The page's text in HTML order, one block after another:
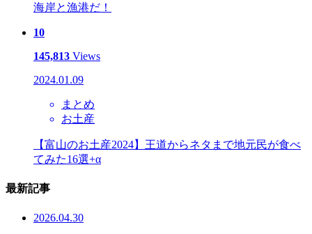
海岸と漁港だ！
10
145,813 Views
2024.01.09
まとめ
お土産
【富山のお土産2024】王道からネタまで地元民が食べ
てみた16選+α
最新記事
2026.04.30